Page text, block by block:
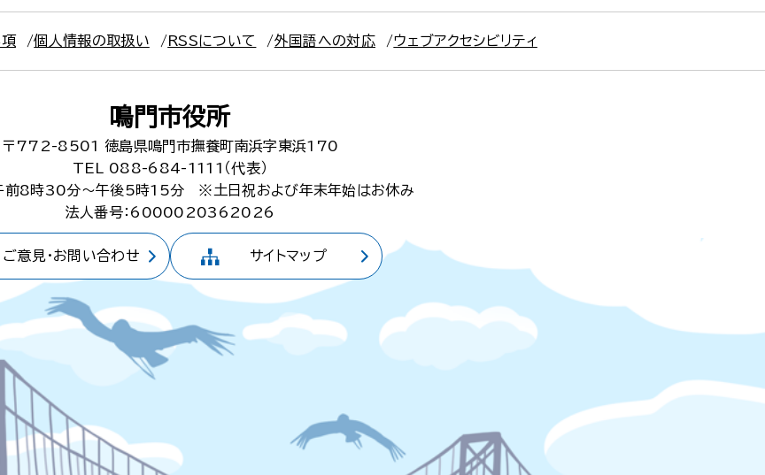
個人情報の取扱い RSSについて 外国語への対応 ウェブアクセシビリティ
鳴門市役所
〒772-8501
徳島県鳴門市撫養町南浜字東浜170
TEL 088-684-1111（代表）
前8時30分～午後5時15分
※土日祝および年末年始はお休み
法人番号：6000020362026
ご意見・お問い合わせ サイトマップ